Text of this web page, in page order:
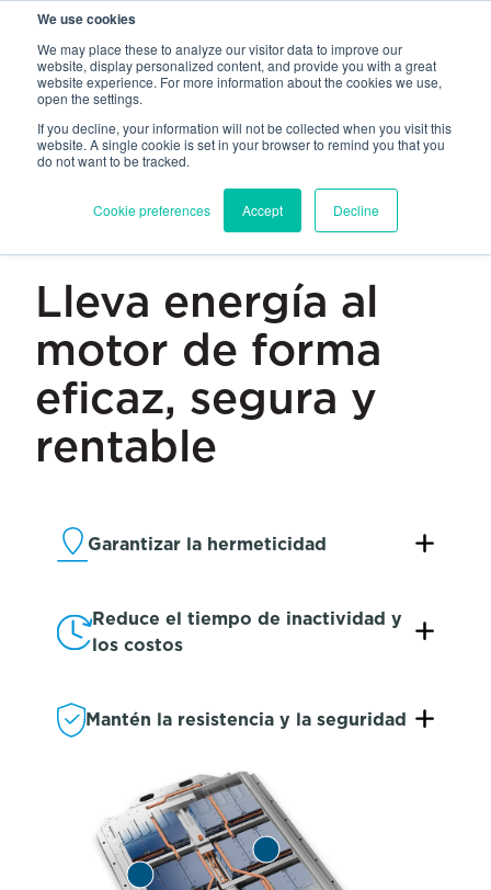
We use cookies
We may place these to analyze our visitor data to improve our
website, display personalized content, and provide you with a great
website experience. For more information about the cookies we use,
open the settings.
If you decline, your information will not be collected when you visit this
website. A single cookie is set in your browser to remind you that you
do not want to be tracked.
Cookie preferences Accept Decline
Lleva energía al
motor de forma
eficaz, segura y
rentable
Garantizar la hermeticidad
Reduce el tiempo de inactividad y
los costos
Mantén la resistencia y la seguridad